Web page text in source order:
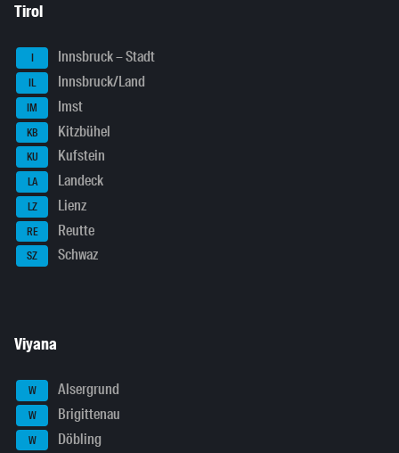
Tirol
I Innsbruck – Stadt
IL Innsbruck/Land
IM Imst
KB Kitzbühel
KU Kufstein
LA Landeck
LZ Lienz
RE Reutte
SZ Schwaz
Viyana
W Alsergrund
W Brigittenau
W Döbling